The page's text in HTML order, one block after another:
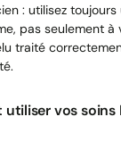
: utilisez
pas seulement à
traité
vos soins